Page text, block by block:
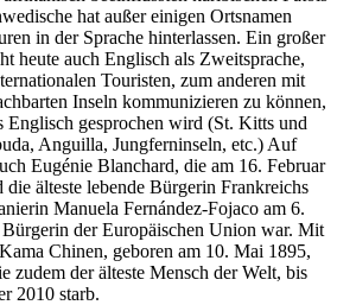
hat außer einigen Ortsnamen
in der Sprache hinterlassen. Ein großer
heute auch Englisch als Zweitsprache,
Touristen, zum anderen mit
Inseln kommunizieren zu können,
Englisch gesprochen wird (St. Kitts und
Anguilla, Jungferninseln, etc.) Auf
Eugénie Blanchard, die am 16. Februar
älteste lebende Bürgerin Frankreichs
Manuela Fernández-Fojaco am 6.
Bürgerin der Europäischen Union war. Mit
Chinen, geboren am 10. Mai 1895,
zudem der älteste Mensch der Welt, bis
2010 starb.